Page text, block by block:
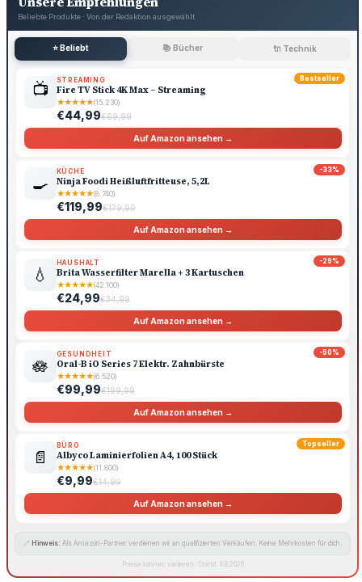
Beliebte Produkte · Von der Redaktion ausgewählt
⭐ Beliebt 📚 Bücher 🔌 Technik
Bestseller
📺 STREAMING
Fire TV Stick 4K Max – Streaming
★★★★★(15.230)
€44,99€69,99
Auf Amazon ansehen →
-33%
🍳
KÜCHE
Ninja Foodi Heißluftfritteuse, 5,2L
★★★★★(8.740)
€119,99€179,99
Auf Amazon ansehen →
-29%
💧
HAUSHALT
Brita Wasserfilter Marella + 3 Kartuschen
★★★★★(42.100)
€24,99€34,99
Auf Amazon ansehen →
-50%
🪷
GESUNDHEIT
Oral-B iO Series 7 Elektr. Zahnbürste
★★★★★(6.520)
€99,99€199,99
Auf Amazon ansehen →
Topseller
📄
BÜRO
Albyco Laminierfolien A4, 100 Stück
★★★★★(11.800)
€9,99€14,99
Auf Amazon ansehen →
🔗 Hinweis: Als Amazon-Partner verdienen wir an qualifizierten Verkäufen. Keine Mehrkosten für dich.
Preise können variieren · Stand: 8.8.2026